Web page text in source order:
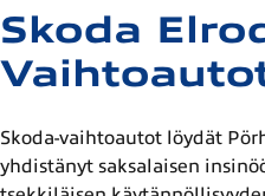
Skoda
Skoda-vaihtoautot löydät
yhdistänyt saksalaisen